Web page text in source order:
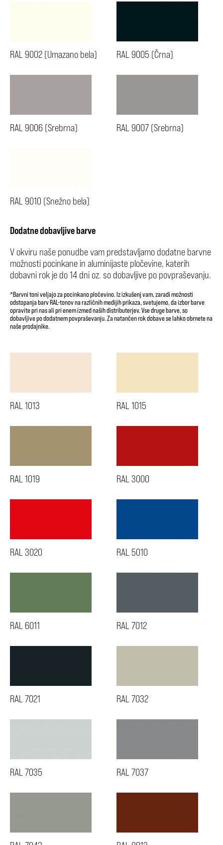
RAL 9002 (Umazano bela) RAL 9005 (Črna)
RAL 9006 (Srebrna) RAL 9007 (Srebrna)
RAL 9010 (Snežno bela)
Dodatne dobavljive barve
V okviru naše ponudbe vam predstavljamo dodatne barvne
možnosti pocinkane in aluminijaste pločevine, katerih
dobavni rok je do 14 dni oz. so dobavljive po povpraševanju.
*Barvni toni veljajo za pocinkano pločevino. Iz izkušenj vam, zaradi možnosti
odstopanja barv RAL-tonov na različnih medijih prikaza, svetujemo, da izbor barve
opravite pri nas ali pri enem izmed naših distributerjev. Vse druge barve, so
dobavljive po dodatnem povpraševanju. Za natančen rok dobave se lahko obrnete na
naše prodajnike.
RAL 1013 RAL 1015
RAL 1019 RAL 3000
RAL 3020 RAL 5010
RAL 6011 RAL 7012
RAL 7021 RAL 7032
RAL 7035 RAL 7037